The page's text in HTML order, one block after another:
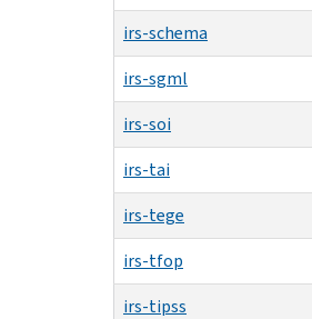
irs-schema
irs-sgml
irs-soi
irs-tai
irs-tege
irs-tfop
irs-tipss